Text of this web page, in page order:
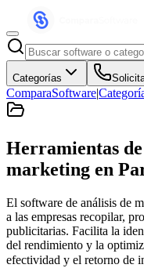
Categorías
ComparaSoftware|
Herramientas
marketing en
El software de análisis de
a las empresas recopilar,
publicitarias. Facilita la
del rendimiento y la
efectividad y el retorno de